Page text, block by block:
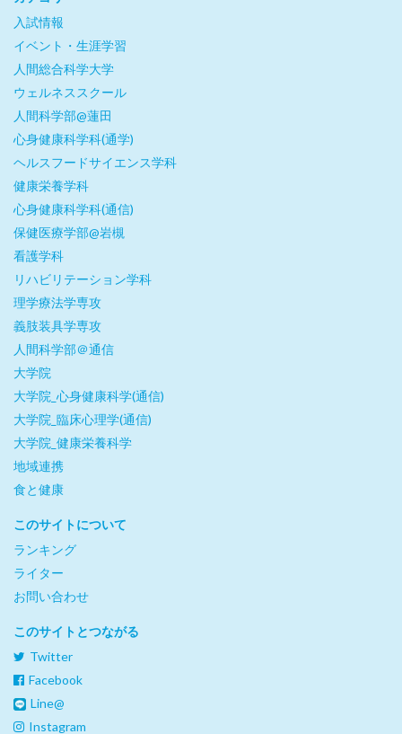
入試情報
イベント・生涯学習
人間総合科学大学
ウェルネススクール
人間科学部@蓮田
心身健康科学科(通学)
ヘルスフードサイエンス学科
健康栄養学科
心身健康科学科(通信)
保健医療学部@岩槻
看護学科
リハビリテーション学科
理学療法学専攻
義肢装具学専攻
人間科学部＠通信
大学院
大学院_心身健康科学(通信)
大学院_臨床心理学(通信)
大学院_健康栄養科学
地域連携
食と健康
このサイトについて
ランキング
ライター
お問い合わせ
このサイトとつながる
Twitter
Facebook
Line@
Instagram